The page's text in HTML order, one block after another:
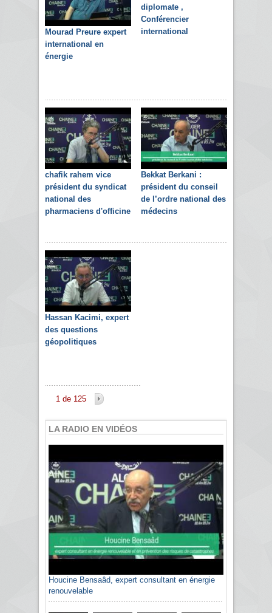
Mourad Preure expert
international en
énergie
diplomate ,
Conférencier
international
chafik rahem vice
président du syndicat
national des
pharmaciens d'officine
Bekkat Berkani :
président du conseil
de l’ordre national des
médecins
Hassan Kacimi, expert
des questions
géopolitiques
1 de 125
LA RADIO EN VIDÉOS
Houcine Bensaâd, expert consultant en énergie
renouvelable